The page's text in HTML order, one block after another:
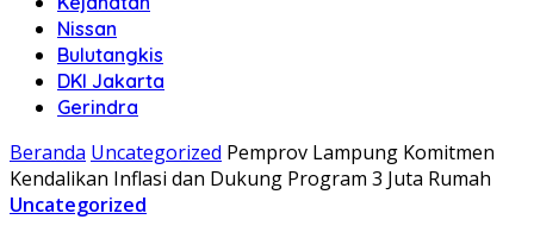
Nissan
Bulutangkis
DKI Jakarta
Gerindra
Beranda Uncategorized Pemprov Lampung Komitmen
Kendalikan Inflasi dan Dukung Program 3 Juta Rumah
Uncategorized